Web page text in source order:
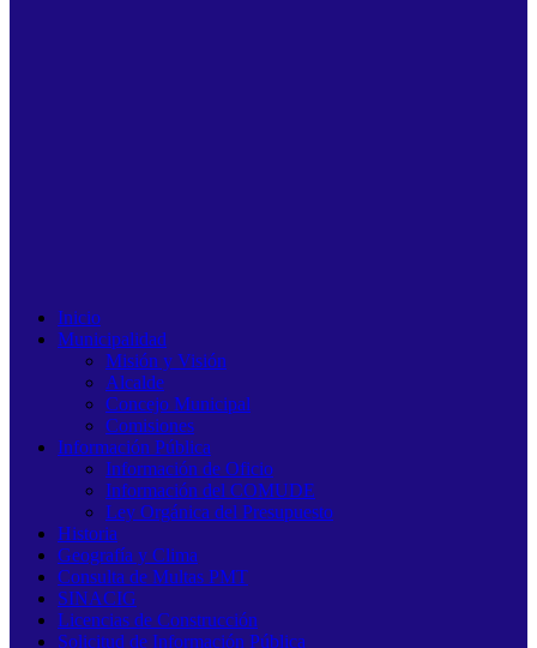
Inicio
Municipalidad
Misión y Visión
Alcalde
Concejo Municipal
Comisiones
Información Pública
Información de Oficio
Información del COMUDE
Ley Orgánica del Presupuesto
Historia
Geografía y Clima
Consulta de Multas PMT
SINACIG
Licencias de Construcción
Solicitud de Información Pública